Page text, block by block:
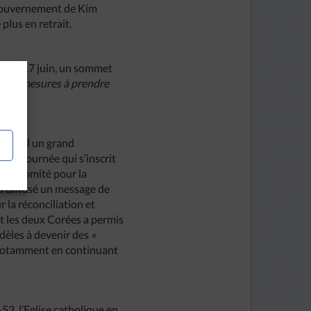
de Kim
plus en retrait.
du 17 juin, un sommet
les mesures à prendre
un grand
journée qui s’inscrit
le Comité pour la
diffusé un message de
la réconciliation et
les deux Corées a permis
à devenir des «
en continuant